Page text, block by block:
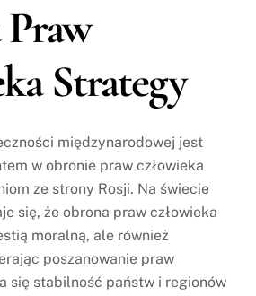
Strategy
międzynarodowej jest
w obronie praw człowieka
ze strony Rosji. Na świecie
się, że obrona praw człowieka
moralną, ale również
poszanowanie praw
się stabilność państw i regionów